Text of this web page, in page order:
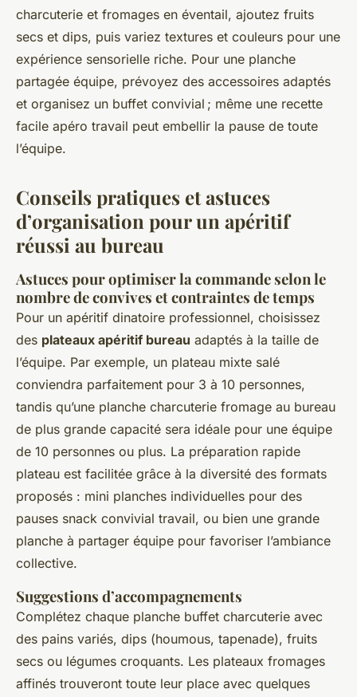
charcuterie et fromages en éventail, ajoutez fruits
secs et dips, puis variez textures et couleurs pour une
expérience sensorielle riche. Pour une planche
partagée équipe, prévoyez des accessoires adaptés
et organisez un buffet convivial ; même une recette
facile apéro travail peut embellir la pause de toute
l’équipe.
Conseils pratiques et astuces
d’organisation pour un apéritif
réussi au bureau
Astuces pour optimiser la commande selon le
nombre de convives et contraintes de temps
Pour un apéritif dinatoire professionnel, choisissez
des plateaux apéritif bureau adaptés à la taille de
l’équipe. Par exemple, un plateau mixte salé
conviendra parfaitement pour 3 à 10 personnes,
tandis qu’une planche charcuterie fromage au bureau
de plus grande capacité sera idéale pour une équipe
de 10 personnes ou plus. La préparation rapide
plateau est facilitée grâce à la diversité des formats
proposés : mini planches individuelles pour des
pauses snack convivial travail, ou bien une grande
planche à partager équipe pour favoriser l’ambiance
collective.
Suggestions d’accompagnements
Complétez chaque planche buffet charcuterie avec
des pains variés, dips (houmous, tapenade), fruits
secs ou légumes croquants. Les plateaux fromages
affinés trouveront toute leur place avec quelques